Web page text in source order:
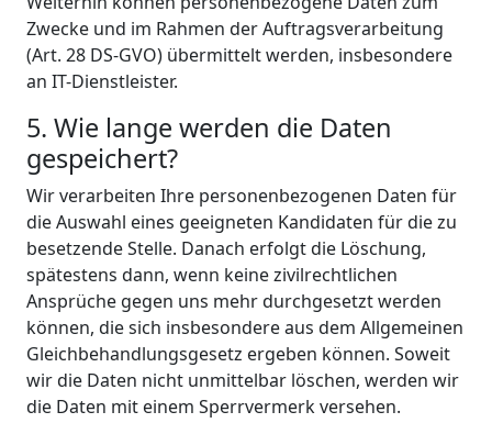
Zwecke und im Rahmen der Auftragsverarbeitung
(Art. 28 DS-GVO) übermittelt werden, insbesondere
an IT-Dienstleister.
5. Wie lange werden die Daten
gespeichert?
Wir verarbeiten Ihre personenbezogenen Daten für
die Auswahl eines geeigneten Kandidaten für die zu
besetzende Stelle. Danach erfolgt die Löschung,
spätestens dann, wenn keine zivilrechtlichen
Ansprüche gegen uns mehr durchgesetzt werden
können, die sich insbesondere aus dem Allgemeinen
Gleichbehandlungsgesetz ergeben können. Soweit
wir die Daten nicht unmittelbar löschen, werden wir
die Daten mit einem Sperrvermerk versehen.